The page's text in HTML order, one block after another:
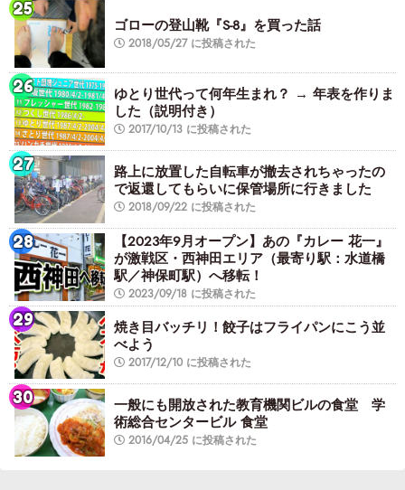
ゴローの登山靴『S-8』を買った話
2018/05/27 に投稿された
ゆとり世代って何年生まれ？ → 年表を作りま
した（説明付き）
2017/10/13 に投稿された
路上に放置した自転車が撤去されちゃったの
で返還してもらいに保管場所に行きました
2018/09/22 に投稿された
【2023年9月オープン】あの『カレー 花一』
が激戦区・西神田エリア（最寄り駅：水道橋
駅／神保町駅）へ移転！
2023/09/18 に投稿された
焼き目バッチリ！餃子はフライパンにこう並
べよう
2017/12/10 に投稿された
一般にも開放された教育機関ビルの食堂 学
術総合センタービル 食堂
2016/04/25 に投稿された